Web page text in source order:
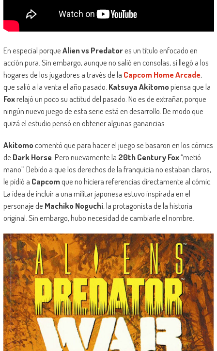
En especial porqueAlien vs Predatores un título enfocado en
acción pura. Sin embargo, aunque no salió en consolas, si llegó a los
hogares de los jugadores a través de la Capcom Home Arcade,
que salió a la venta el año pasado. Katsuya Akitomopiensa que la
Foxrelajó un poco su actitud del pasado. No es de extrañar, porque
ningún nuevo juego de esta serie está en desarrollo. De modo que
quizá el estudio pensó en obtener algunas ganancias.
Akitomocomentó que para hacer el juego se basaron en los cómics
de Dark Horse. Pero nuevamente la 20th Century Fox“metió
mano”. Debido a que los derechos de la franquicia no estaban claros,
le pidió a Capcomque no hiciera referencias directamente al cómic.
La idea de incluir a una militar japonesa estuvo inspirada en el
personaje de Machiko Noguchi, la protagonista de la historia
original. Sin embargo, hubo necesidad de cambiarle el nombre.